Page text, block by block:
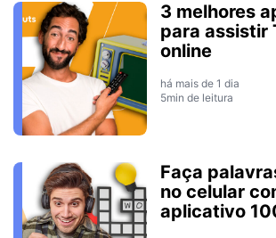
3 melhores
para assistir
online
há mais de 1 dia
5min de leitura
Faça
no celular
aplicativo